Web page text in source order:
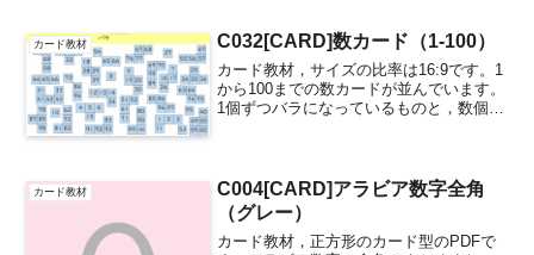
カード教材 C032[CARD]数カード（1-100）
カード教材，サイズの比率は16:9です。1
から100までの数カードが並んでいます。
1個ずつバラになっているものと，数個ま
カード教材
C004[CARD]アラビア数字全角
（グレー）
カード教材，正方形のカード型のPDFで